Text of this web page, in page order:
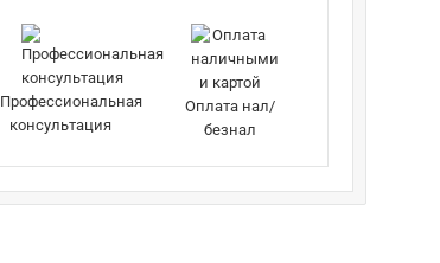
Профессиональная
консультация
Оплата нал/
безнал